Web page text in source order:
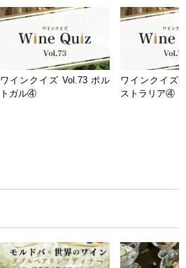
ワインクイズ Vol.73 ポル
トガル④
ワインクイズ
ストラリア④